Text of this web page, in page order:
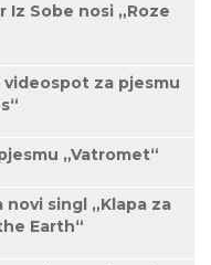
Iz Sobe nosi „Roze
za pjesmu
„Vatromet“
singl „Klapa za
Earth“